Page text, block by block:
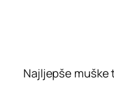
Najljepše muške